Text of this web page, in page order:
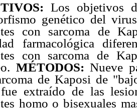
Los objetivos
genético del
con sarcoma de
farmacológica
con sarcoma de
MÉTODOS: Nueve
de Kaposi de
extraído de las
homo o bisexuales